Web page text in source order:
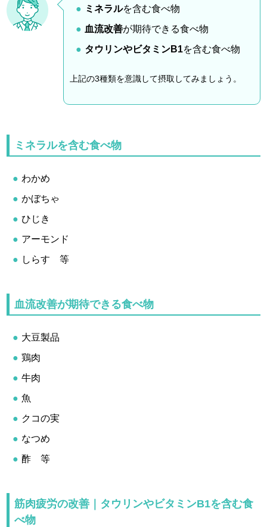
ミネラルを含む食べ物
血流改善が期待できる食べ物
タウリンやビタミンB1を含む食べ物
上記の3種類を意識して摂取してみましょう。
ミネラルを含む食べ物
わかめ
かぼちゃ
ひじき
アーモンド
しらす 等
血流改善が期待できる食べ物
大豆製品
鶏肉
牛肉
魚
クコの実
なつめ
酢 等
筋肉疲労の改善｜タウリンやビタミンB1を含む食
べ物